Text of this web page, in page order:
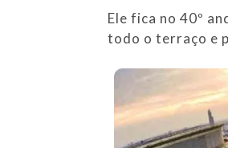
Ele fica no 40º
todo o terraço e